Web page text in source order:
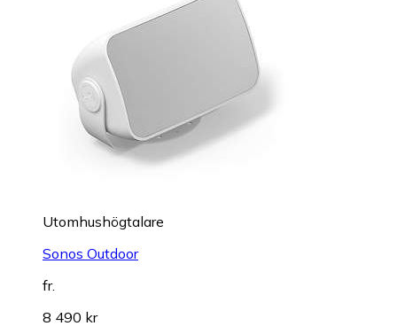
Utomhushögtalare
Sonos Outdoor
fr.
8 490 kr